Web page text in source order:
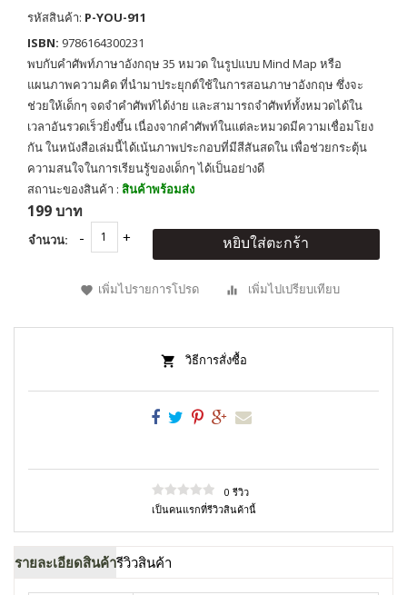
รหัสสินค้า: P-YOU-911
ISBN: 9786164300231
พบกับคำศัพท์ภาษาอังกฤษ 35 หมวด ในรูปแบบ Mind Map หรือ
แผนภาพความคิด ที่นำมาประยุกต์ใช้ในการสอนภาษาอังกฤษ ซึ่งจะ
ช่วยให้เด็กๆ จดจำคำศัพท์ได้ง่าย และสามารถจำศัพท์ทั้งหมวดได้ใน
เวลาอันรวดเร็วยิ่งขึ้น เนื่องจากคำศัพท์ในแต่ละหมวดมีความเชื่อมโยง
กัน ในหนังสือเล่มนี้ได้เน้นภาพประกอบที่มีสีสันสดใน เพื่อช่วยกระตุ้น
ความสนใจในการเรียนรู้ของเด็กๆ ได้เป็นอย่างดี
สถานะของสินค้า : สินค้าพร้อมส่ง
199 บาท
จำนวน: หยิบใส่ตะกร้า
เพิ่มไปรายการโปรด เพิ่มไปเปรียบเทียบ
วิธีการสั่งซื้อ
0 รีวิว
เป็นคนแรกที่รีวิวสินค้านี้
รายละเอียดสินค้ารีวิวสินค้า